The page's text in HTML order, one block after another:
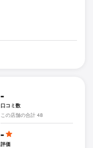
-
口コミ数
この店舗の合計 48
-
評価